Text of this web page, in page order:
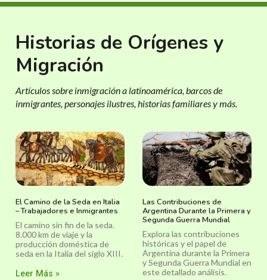
Historias de Orígenes y
Migración
Artículos sobre inmigración a latinoamérica, barcos de
inmigrantes, personajes ilustres, historias familiares y más.
El Camino de la Seda en Italia
– Trabajadores e Inmigrantes
El camino sin fin de la seda.
8.000 km de viaje y la
producción doméstica de
seda en la Italia del siglo XIII.
Leer Más »
Las Contribuciones de
Argentina Durante la Primera y
Segunda Guerra Mundial
Explora las contribuciones
históricas y el papel de
Argentina durante la Primera
y Segunda Guerra Mundial en
este detallado análisis.